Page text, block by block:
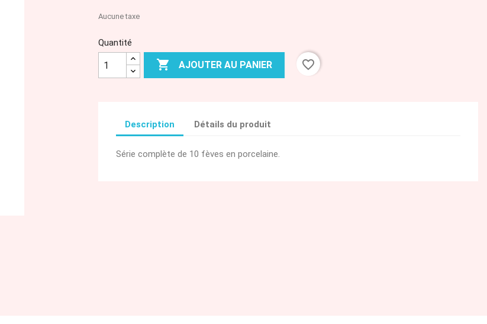
Aucune taxe
Quantité
 AJOUTER AU PANIER favorite_border
Description Détails du produit
Série complète de 10 fèves en porcelaine.